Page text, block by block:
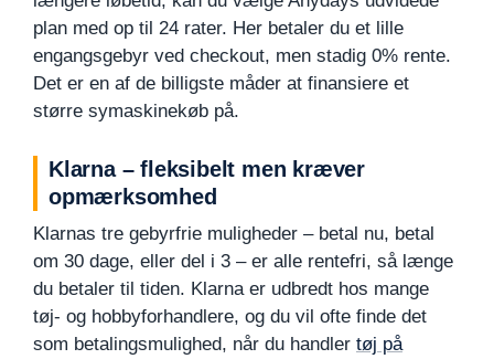
plan med op til 24 rater. Her betaler du et lille
engangsgebyr ved checkout, men stadig 0% rente.
Det er en af de billigste måder at finansiere et
større symaskinekøb på.
Klarna – fleksibelt men kræver
opmærksomhed
Klarnas tre gebyrfrie muligheder – betal nu, betal
om 30 dage, eller del i 3 – er alle rentefri, så længe
du betaler til tiden. Klarna er udbredt hos mange
tøj- og hobbyforhandlere, og du vil ofte finde det
som betalingsmulighed, når du handler tøj på